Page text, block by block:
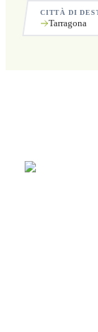
CITTÀ DI
Tarragona